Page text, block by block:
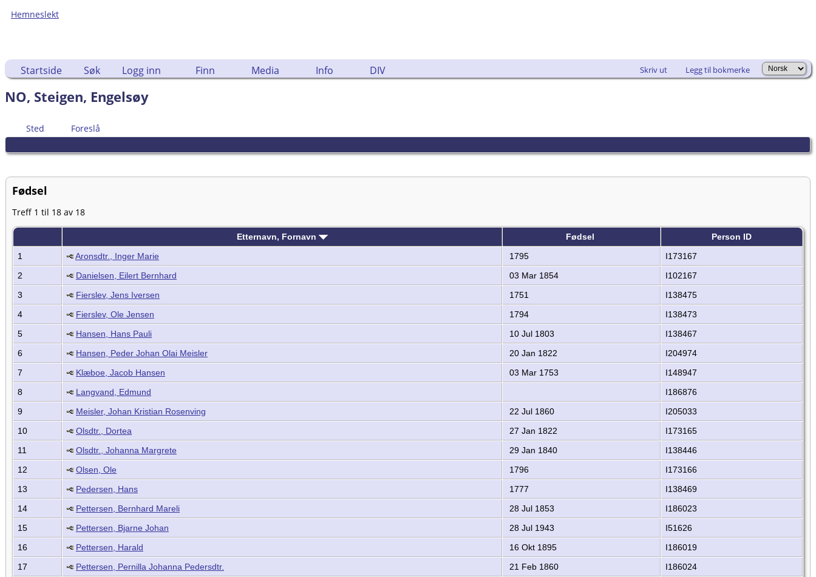
Hemneslekt
Startside Søk Logg inn Finn Media Info DIV Skriv ut Legg til bokmerke
NO, Steigen, Engelsøy
Sted Foreslå
Fødsel
Treff 1 til 18 av 18
Etternavn, Fornavn Fødsel
Person ID
1
Aronsdtr., Inger Marie 1795
I173167
2
Danielsen, Eilert Bernhard 03 Mar 1854
I102167
3
Fierslev, Jens Iversen 1751
I138475
4
Fierslev, Ole Jensen 1794
I138473
5
Hansen, Hans Pauli 10 Jul 1803
I138467
6
Hansen, Peder Johan Olai Meisler 20 Jan 1822
I204974
7
Klæboe, Jacob Hansen 03 Mar 1753
I148947
8
Langvand, Edmund
I186876
9
Meisler, Johan Kristian Rosenving 22 Jul 1860
I205033
10
Olsdtr., Dortea 27 Jan 1822
I173165
11
Olsdtr., Johanna Margrete 29 Jan 1840
I138446
12
Olsen, Ole 1796
I173166
13
Pedersen, Hans 1777
I138469
14
Pettersen, Bernhard Mareli 28 Jul 1853
I186023
15
Pettersen, Bjarne Johan 28 Jul 1943
I51626
16
Pettersen, Harald 16 Okt 1895
I186019
17
Pettersen, Pernilla Johanna Pedersdtr. 21 Feb 1860
I186024